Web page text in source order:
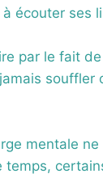
écouter ses
par le fait
mentale
temps,